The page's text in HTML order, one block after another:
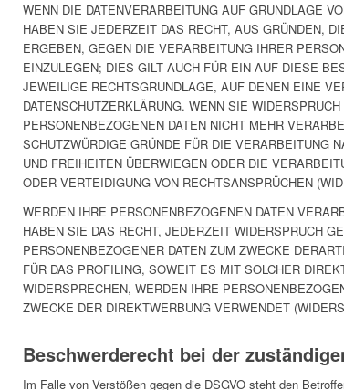
WENN DIE DATENVERARBEITUNG AUF GRUNDLAGE
HABEN SIE JEDERZEIT DAS RECHT, AUS GRÜNDEN,
ERGEBEN, GEGEN DIE VERARBEITUNG IHRER
EINZULEGEN; DIES GILT AUCH FÜR EIN AUF DIESE
JEWEILIGE RECHTSGRUNDLAGE, AUF DENEN EINE
DATENSCHUTZERKLÄRUNG. WENN SIE
PERSONENBEZOGENEN DATEN NICHT MEHR
SCHUTZWÜRDIGE GRÜNDE FÜR DIE VERARBEITUNG
UND FREIHEITEN ÜBERWIEGEN ODER DIE
ODER VERTEIDIGUNG VON RECHTSANSPRÜCHEN
WERDEN IHRE PERSONENBEZOGENEN DATEN
HABEN SIE DAS RECHT, JEDERZEIT WIDERSPRUCH
PERSONENBEZOGENER DATEN ZUM ZWECKE
FÜR DAS PROFILING, SOWEIT ES MIT SOLCHER
WIDERSPRECHEN, WERDEN IHRE
ZWECKE DER DIREKTWERBUNG VERWENDET
Beschwerde­recht bei der
Im Falle von Verstößen gegen die DSGVO steht den